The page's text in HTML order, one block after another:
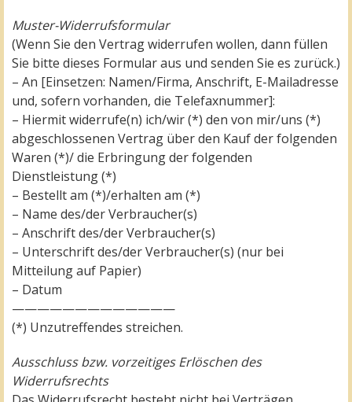
Muster-Widerrufsformular
(Wenn Sie den Vertrag widerrufen wollen, dann füllen
Sie bitte dieses Formular aus und senden Sie es zurück.)
– An [Einsetzen: Namen/Firma, Anschrift, E-Mailadresse
und, sofern vorhanden, die Telefaxnummer]:
– Hiermit widerrufe(n) ich/wir (*) den von mir/uns (*)
abgeschlossenen Vertrag über den Kauf der folgenden
Waren (*)/ die Erbringung der folgenden
Dienstleistung (*)
– Bestellt am (*)/erhalten am (*)
– Name des/der Verbraucher(s)
– Anschrift des/der Verbraucher(s)
– Unterschrift des/der Verbraucher(s) (nur bei
Mitteilung auf Papier)
– Datum
—————————————
(*) Unzutreffendes streichen.
Ausschluss bzw. vorzeitiges Erlöschen des
Widerrufsrechts